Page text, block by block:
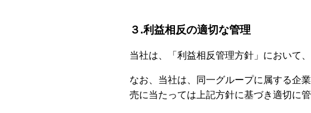
３.利益相反の適切な管理
当社は、「利益相反管理方針」において
なお、当社は、同一グループに属する企
売に当たっては上記方針に基づき適切に管